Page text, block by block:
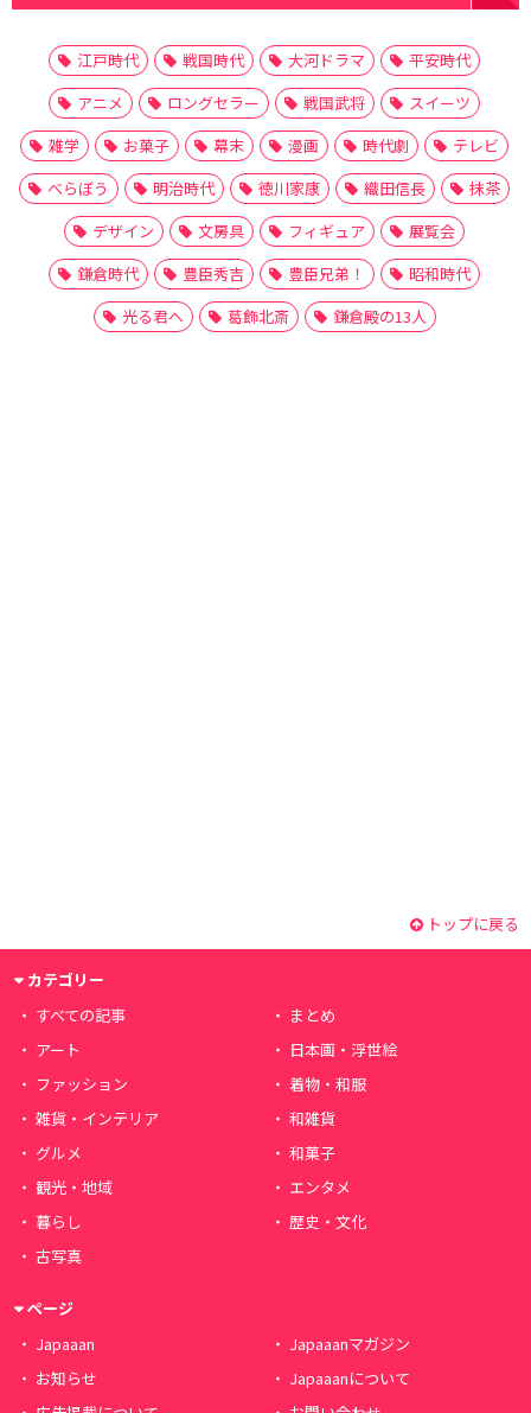
江戸時代 戦国時代 大河ドラマ
平安時代
アニメ
ロングセラー 戦国武将
スイーツ
雑学
お菓子 幕末 漫画 時代劇
テレビ
べらぼう
明治時代 徳川家康 織田信長
抹茶
デザイン
文房具 フィギュア
展覧会
鎌倉時代
豊臣秀吉 豊臣兄弟！
昭和時代
光る君へ
葛飾北斎 鎌倉殿の13人
トップに戻る
カテゴリー
すべての記事
まとめ
アート
日本画・浮世絵
ファッション
着物・和服
雑貨・インテリア
和雑貨
グルメ
和菓子
観光・地域
エンタメ
暮らし
歴史・文化
古写真
ページ
Japaaan
Japaaanマガジン
お知らせ
Japaaanについて